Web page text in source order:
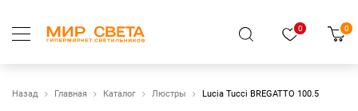
0 0
Назад Главная Каталог Люстры Lucia Tucci BREGATTO 100.5